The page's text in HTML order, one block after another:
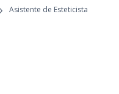
› Asistente de Esteticista